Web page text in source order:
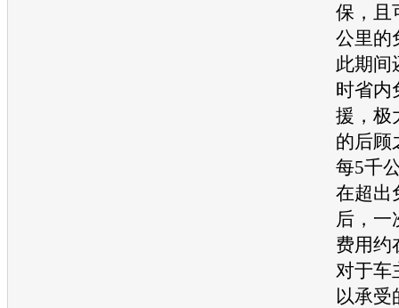
保，且
公里的
此期间
时省内
援，极
的后顾
每5千
在超出
后，一
费用约
对于车
以承受